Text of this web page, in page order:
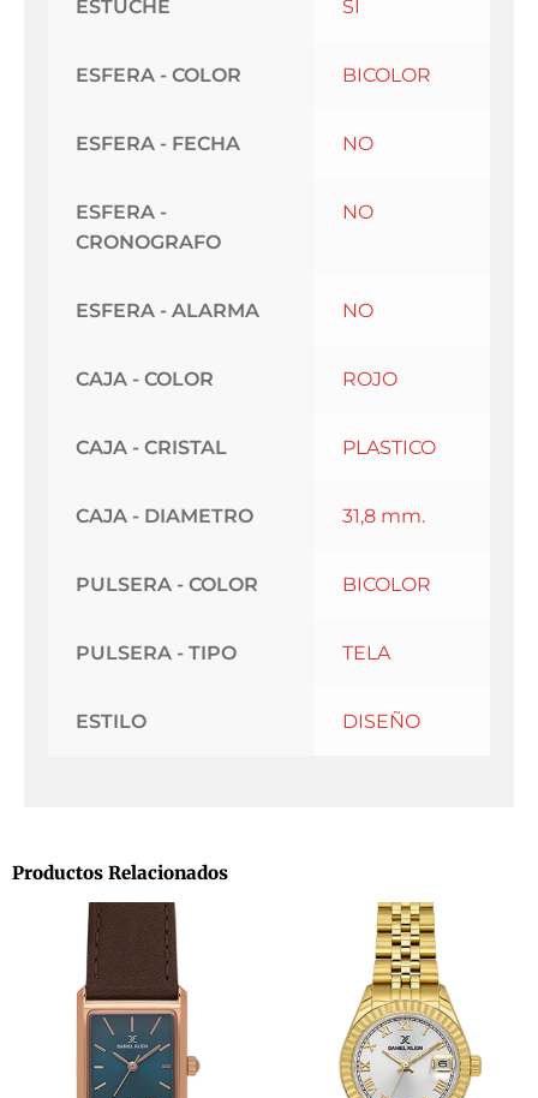
ESTUCHE SI
ESFERA - COLOR BICOLOR
ESFERA - FECHA NO
ESFERA -
CRONOGRAFO
NO
ESFERA - ALARMA NO
CAJA - COLOR ROJO
CAJA - CRISTAL PLASTICO
CAJA - DIAMETRO 31,8 mm.
PULSERA - COLOR BICOLOR
PULSERA - TIPO TELA
ESTILO DISEÑO
Productos Relacionados